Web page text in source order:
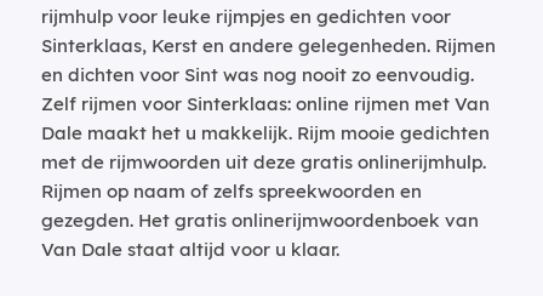
rijmhulp voor leuke rijmpjes en gedichten voor
Sinterklaas, Kerst en andere gelegenheden. Rijmen
en dichten voor Sint was nog nooit zo eenvoudig.
Zelf rijmen voor Sinterklaas: online rijmen met Van
Dale maakt het u makkelijk. Rijm mooie gedichten
met de rijmwoorden uit deze gratis onlinerijmhulp.
Rijmen op naam of zelfs spreekwoorden en
gezegden. Het gratis onlinerijmwoordenboek van
Van Dale staat altijd voor u klaar.